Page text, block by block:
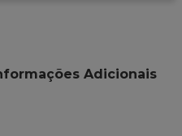
Adicionais